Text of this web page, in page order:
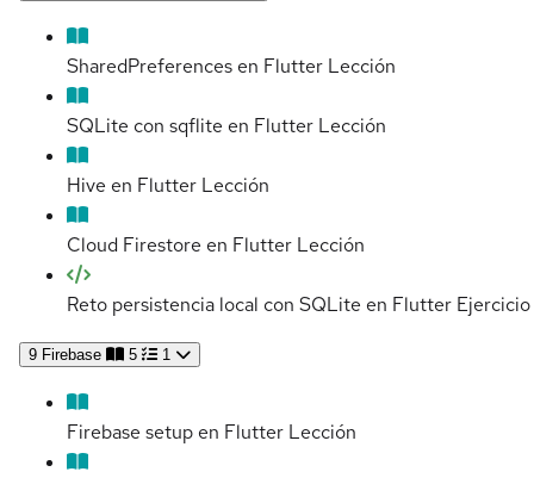
SharedPreferences en Flutter Lección
SQLite con sqflite en Flutter Lección
Hive en Flutter Lección
Cloud Firestore en Flutter Lección
Reto persistencia local con SQLite en Flutter Ejercicio
9 Firebase 5 1
Firebase setup en Flutter Lección